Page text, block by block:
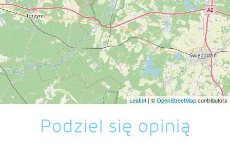
Leaflet | ©OpenStreetMapcontributors
Podziel się opinią